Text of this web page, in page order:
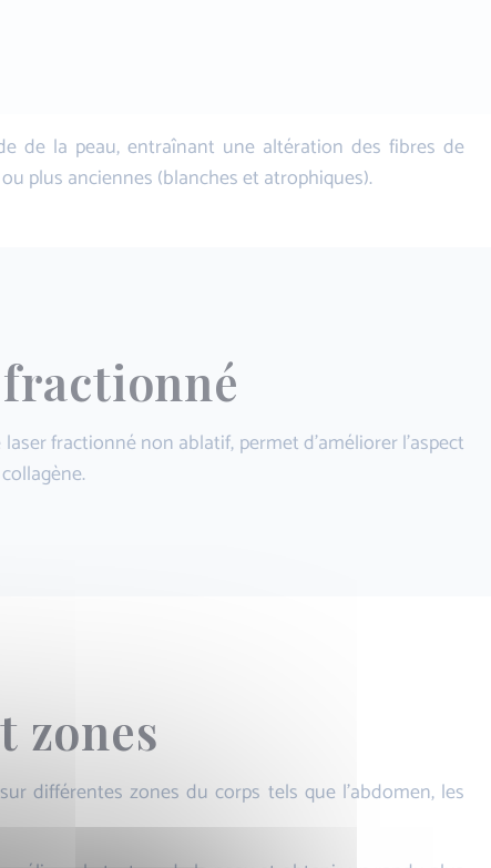
de la peau, entraînant une altération des fibres de
plus anciennes (blanches et atrophiques).
fractionné non ablatif, permet d'améliorer l'aspect
zones
différentes zones du corps tels que l'abdomen, les